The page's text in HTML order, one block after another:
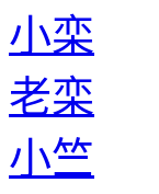
小栾
老栾
小竺